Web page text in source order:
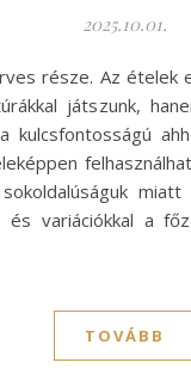
2025.10.01.
része. Az ételek
játszunk,
kulcsfontosságú
variációkkal a
TOVÁBB